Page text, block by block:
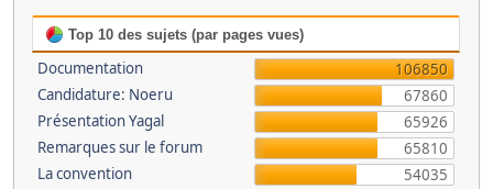
Top 10 des sujets (par pages vues)
Documentation
106850
Candidature: Noeru
67860
Présentation Yagal
65926
Remarques sur le forum
65810
La convention
54035